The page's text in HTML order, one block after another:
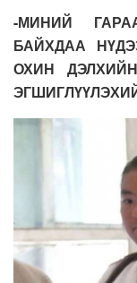
-МИНИЙ
БАЙХДАА
ОХИН